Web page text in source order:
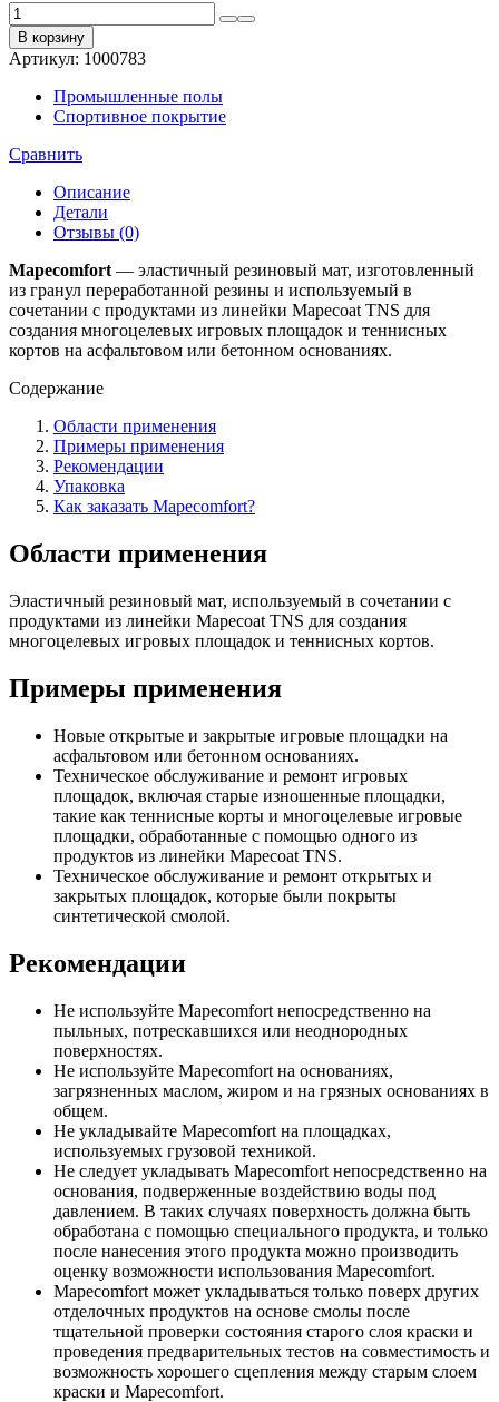
Количество
товара
Резиновый
мат
Mapecomfort
В корзину
Артикул: 1000783
Промышленные полы
Спортивное покрытие
Сравнить
Описание
Детали
Отзывы (0)
Mapecomfort — эластичный резиновый мат, изготовленный
из гранул переработанной резины и используемый в
сочетании с продуктами из линейки Mapecoat TNS для
создания многоцелевых игровых площадок и теннисных
кортов на асфальтовом или бетонном основаниях.
Содержание
Области применения
Примеры применения
Рекомендации
Упаковка
Как заказать Mapecomfort?
Области применения
Эластичный резиновый мат, используемый в сочетании с
продуктами из линейки Mapecoat TNS для создания
многоцелевых игровых площадок и теннисных кортов.
Примеры применения
Новые открытые и закрытые игровые площадки на
асфальтовом или бетонном основаниях.
Техническое обслуживание и ремонт игровых
площадок, включая старые изношенные площадки,
такие как теннисные корты и многоцелевые игровые
площадки, обработанные с помощью одного из
продуктов из линейки Mapecoat TNS.
Техническое обслуживание и ремонт открытых и
закрытых площадок, которые были покрыты
синтетической смолой.
Рекомендации
Не используйте Mapecomfort непосредственно на
пыльных, потрескавшихся или неоднородных
поверхностях.
Не используйте Mapecomfort на основаниях,
загрязненных маслом, жиром и на грязных основаниях в
общем.
Не укладывайте Mapecomfort на площадках,
используемых грузовой техникой.
Не следует укладывать Mapecomfort непосредственно на
основания, подверженные воздействию воды под
давлением. В таких случаях поверхность должна быть
обработана с помощью специального продукта, и только
после нанесения этого продукта можно производить
оценку возможности использования Mapecomfort.
Mapecomfort может укладываться только поверх других
отделочных продуктов на основе смолы после
тщательной проверки состояния старого слоя краски и
проведения предварительных тестов на совместимость и
возможность хорошего сцепления между старым слоем
краски и Mapecomfort.